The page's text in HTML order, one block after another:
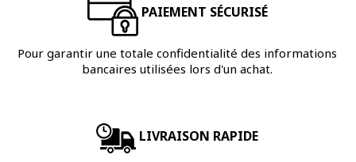
PAIEMENT SÉCURISÉ
Pour garantir une totale confidentialité des informations
bancaires utilisées lors d'un achat.
LIVRAISON RAPIDE